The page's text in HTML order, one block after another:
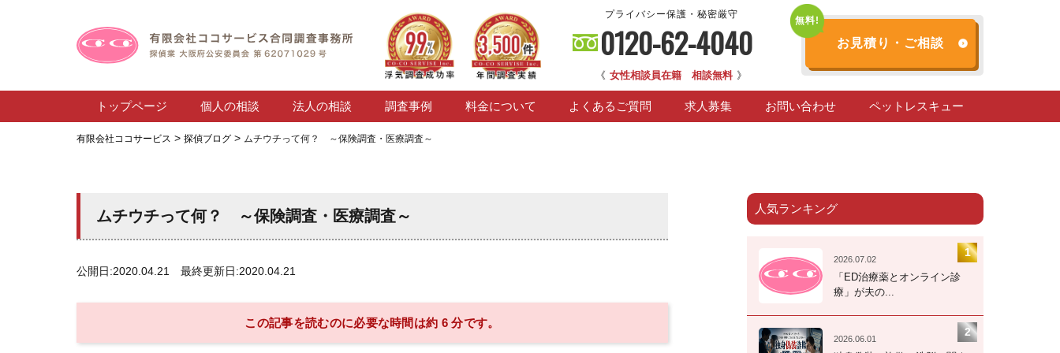
プライバシー保護・秘密厳守
0120-62-4040
《 女性相談員在籍 相談無料 》
お見積り・ご相談
トップページ 個人の相談 法人の相談 調査事例 料金について よくあるご質問 求人募集 お問い合わせ ペットレスキュー
有限会社ココサービス > 探偵ブログ > ムチウチって何？ ～保険調査・医療調査～
ムチウチって何？ ～保険調査・医療調査～
公開日:2020.04.21 最終更新日:2020.04.21
この記事を読むのに必要な時間は約 6 分です。
人気ランキング
2026.07.02
「ED治療薬とオンライン診
療」が夫の...
2026.06.01